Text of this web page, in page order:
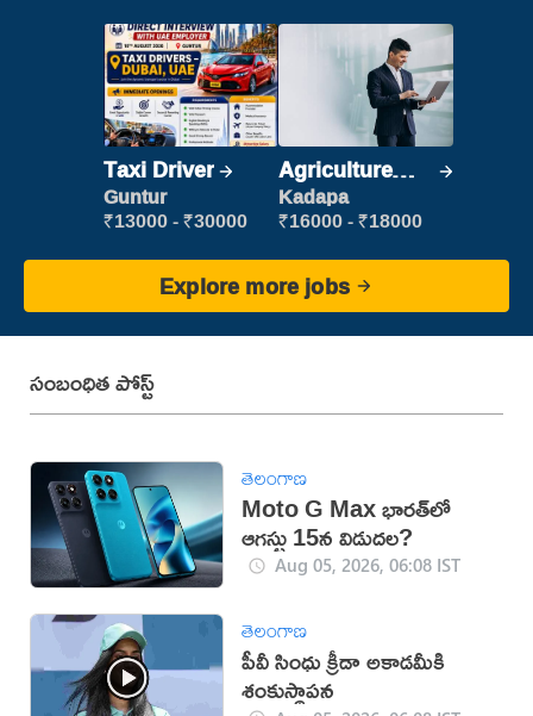
Taxi Driver
Guntur
₹13000 - ₹30000
Agriculture
Labour
Kadapa
₹16000 - ₹18000
Explore more jobs
సంబంధిత పోస్ట్
తెలంగాణ
Moto G Max భారత్‌లో
ఆగస్టు 15న విడుదల?
Aug 05, 2026, 06:08 IST
తెలంగాణ
పీవీ సింధు క్రీడా అకాడమీకి
శంకుస్థాపన